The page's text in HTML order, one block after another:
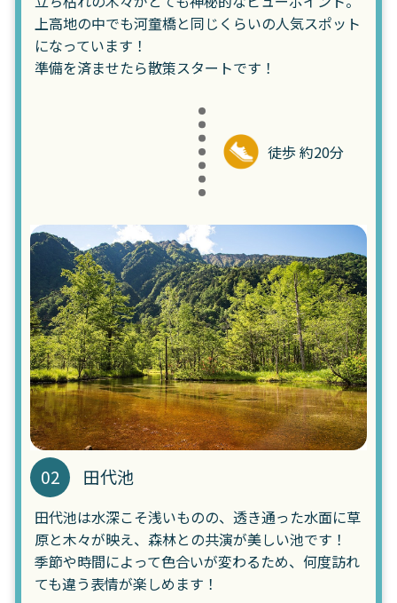
上高地の中でも河童橋と同じくらいの人気スポット
になっています！
準備を済ませたら散策スタートです！
徒歩 約20分
02 田代池
田代池は水深こそ浅いものの、透き通った水面に草
原と木々が映え、森林との共演が美しい池です！
季節や時間によって色合いが変わるため、何度訪れ
ても違う表情が楽しめます！